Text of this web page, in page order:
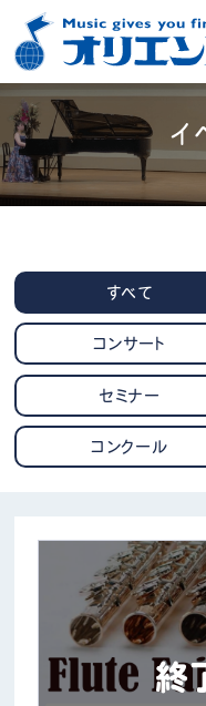
イ
すべて
コンサート
セミナー
コンクール
終